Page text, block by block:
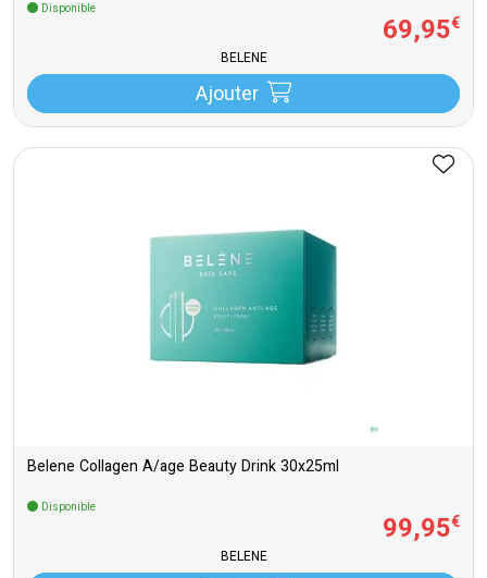
Disponible
69,95€
BELENE
Ajouter
Belene Collagen A/age Beauty Drink 30x25ml
Disponible
99,95€
BELENE